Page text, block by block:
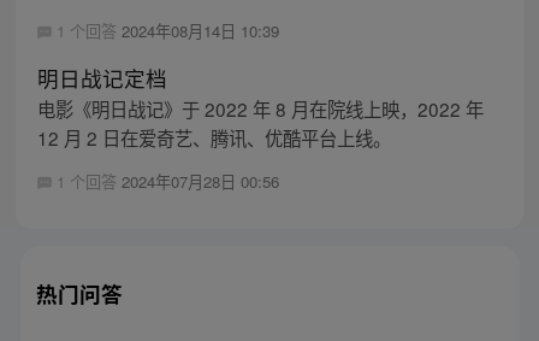
1 个回答 2024年08月14日 10:39
明日战记定档
电影《明日战记》于 2022 年 8 月在院线上映，2022 年
12 月 2 日在爱奇艺、腾讯、优酷平台上线。
1 个回答 2024年07月28日 00:56
热门问答